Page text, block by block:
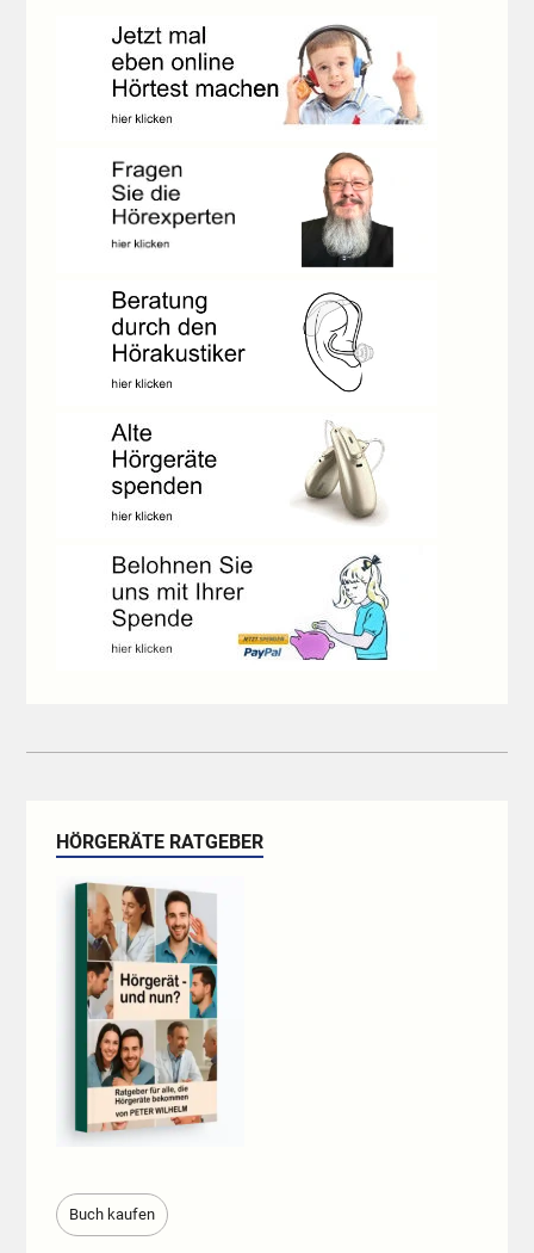
HÖRGERÄTE RATGEBER
Buch kaufen